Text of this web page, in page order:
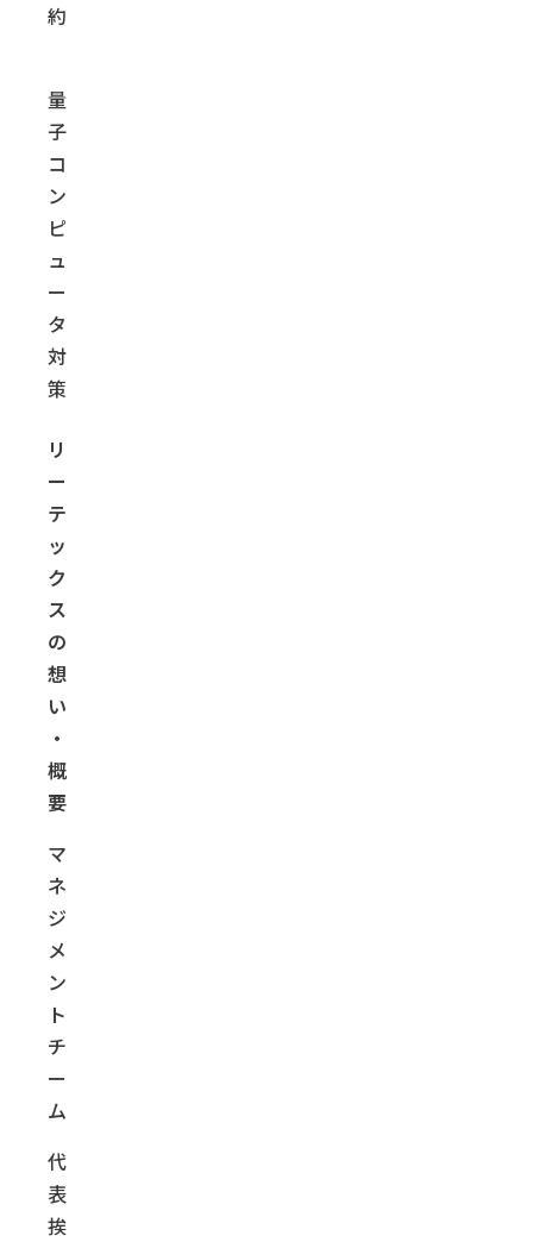
約
量
子
コ
ン
ピ
ュ
ー
タ
対
策
リ
ー
テ
ッ
ク
ス
の
想
い
・
概
要
マ
ネ
ジ
メ
ン
ト
チ
ー
ム
代
表
挨